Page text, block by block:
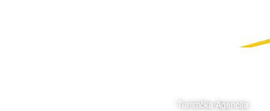
Turistička Agencija